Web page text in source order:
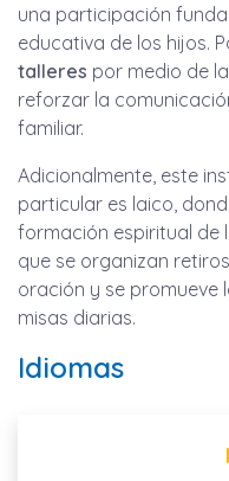
una participación
educativa de los hijos.
talleres por medio de
reforzar la
familiar.
Adicionalmente, este
particular es laico,
formación espiritual de
que se organizan
oración y se promueve
misas diarias.
Idiomas